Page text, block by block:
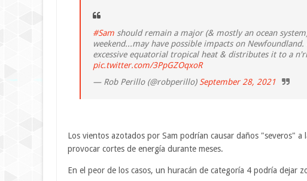
#Sam should remain a major (& mostly an ocean
weekend...may have possible impacts on
excessive equatorial tropical heat & distributes it to a
pic.twitter.com/3PpGZOqxoR
— Rob Perillo (@robperillo) September 28, 2021
Los vientos azotados por Sam podrían causar daños "severos" a
provocar cortes de energía durante meses.
En el peor de los casos, un huracán de categoría 4 podría dejar